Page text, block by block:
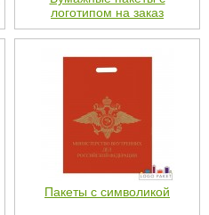
логотипом на заказ
Пакеты с символикой